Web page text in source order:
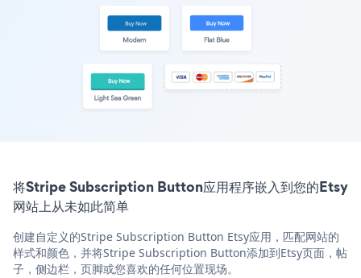
将Stripe Subscription Button应用程序嵌入到您的Etsy
网站上从未如此简单
创建自定义的Stripe Subscription Button Etsy应用，匹配网站的
样式和颜色，并将Stripe Subscription Button添加到Etsy页面，帖
子，侧边栏，页脚或您喜欢的任何位置现场。